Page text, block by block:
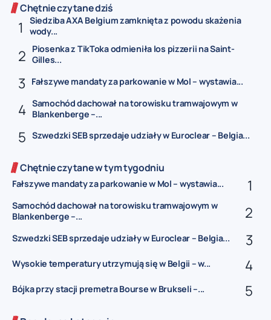
Chętnie czytane dziś
Siedziba AXA Belgium zamknięta z powodu skażenia
wody...
Piosenka z TikToka odmieniła los pizzerii na Saint-
Gilles...
Fałszywe mandaty za parkowanie w Mol – wystawia...
Samochód dachował na torowisku tramwajowym w
Blankenberge –...
Szwedzki SEB sprzedaje udziały w Euroclear – Belgia...
Chętnie czytane w tym tygodniu
Fałszywe mandaty za parkowanie w Mol – wystawia...
Samochód dachował na torowisku tramwajowym w
Blankenberge –...
Szwedzki SEB sprzedaje udziały w Euroclear – Belgia...
Wysokie temperatury utrzymują się w Belgii – w...
Bójka przy stacji premetra Bourse w Brukseli –...